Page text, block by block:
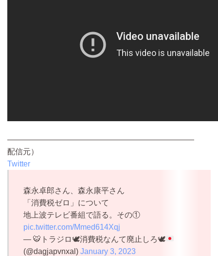
————————————————————————
配信元）
Twitter
森永卓郎さん、森永康平さん
「消費税ゼロ」について
地上波テレビ番組で語る。その①
pic.twitter.com/Mmed614Xqj
— 🐯 トラジロ🕊️消費税なんて廃止しろ🕊️
(@dagjapvnxal) January 3, 2023